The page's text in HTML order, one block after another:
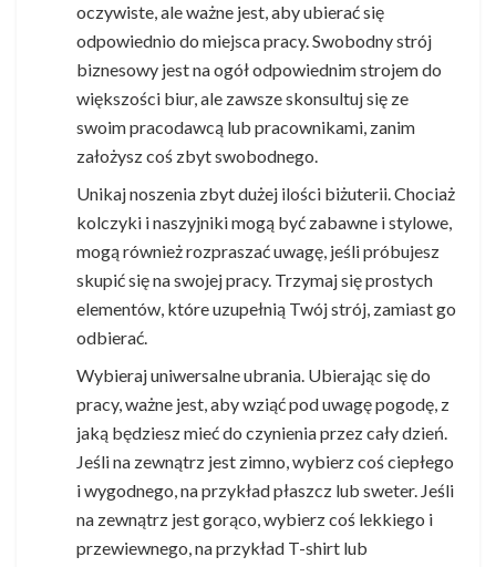
oczywiste, ale ważne jest, aby ubierać się
odpowiednio do miejsca pracy. Swobodny strój
biznesowy jest na ogół odpowiednim strojem do
większości biur, ale zawsze skonsultuj się ze
swoim pracodawcą lub pracownikami, zanim
założysz coś zbyt swobodnego.
Unikaj noszenia zbyt dużej ilości biżuterii. Chociaż
kolczyki i naszyjniki mogą być zabawne i stylowe,
mogą również rozpraszać uwagę, jeśli próbujesz
skupić się na swojej pracy. Trzymaj się prostych
elementów, które uzupełnią Twój strój, zamiast go
odbierać.
Wybieraj uniwersalne ubrania. Ubierając się do
pracy, ważne jest, aby wziąć pod uwagę pogodę, z
jaką będziesz mieć do czynienia przez cały dzień.
Jeśli na zewnątrz jest zimno, wybierz coś ciepłego
i wygodnego, na przykład płaszcz lub sweter. Jeśli
na zewnątrz jest gorąco, wybierz coś lekkiego i
przewiewnego, na przykład T-shirt lub